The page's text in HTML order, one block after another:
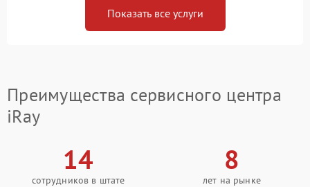
Показать все услуги
Преимущества сервисного центра
iRay
14
сотрудников в штате
8
лет на рынке